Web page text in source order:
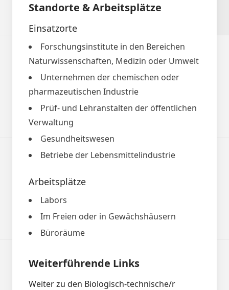
Standorte & Arbeitsplätze
Einsatzorte
Forschungsinstitute in den Bereichen
Naturwissenschaften, Medizin oder Umwelt
Unternehmen der chemischen oder
pharmazeutischen Industrie
Prüf- und Lehranstalten der öffentlichen
Verwaltung
Gesundheitswesen
Betriebe der Lebensmittelindustrie
Arbeitsplätze
Labors
Im Freien oder in Gewächshäusern
Büroräume
Weiterführende Links
Weiter zu den Biologisch-technische/r